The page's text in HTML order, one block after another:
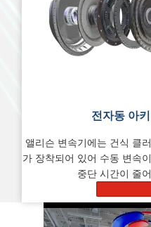
전자동 아
앨리슨 변속기에는 건식 클
가 장착되어 있어 수동 변속
중단 시간이 줄